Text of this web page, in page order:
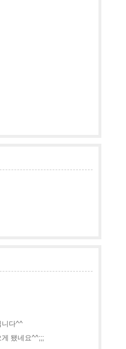
니다^^
됐네요^^;;;